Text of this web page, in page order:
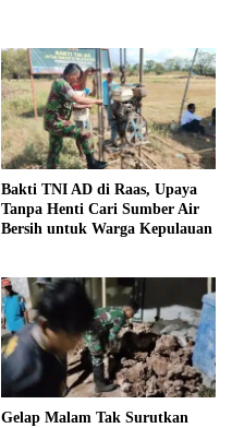
Bakti TNI AD di Raas, Upaya
Tanpa Henti Cari Sumber Air
Bersih untuk Warga Kepulauan
Gelap Malam Tak Surutkan